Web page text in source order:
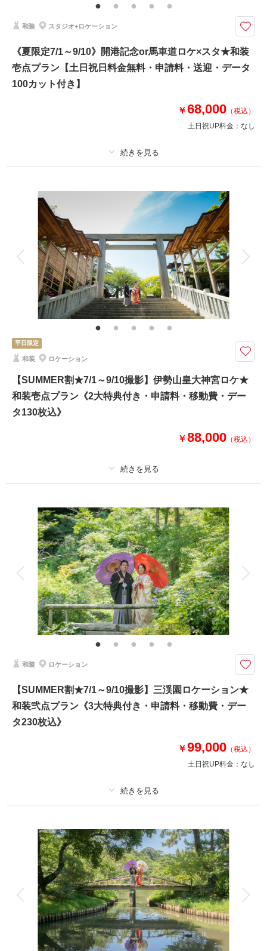
影小物・メイクスタッフ撮影同行・撮影日程変更無料
★特別オプション★+8,000円で新婦衣装1着追加＆スタジオ撮影30カット付
《3大特典》
☆ウェルカムボードA3 or六切写真2面1冊
☆全オプション20％OFF
・キャンペーン対象期間以外の変更は通常プランでのご案内となります
来店・オンライン を確認する
和装 スタジオ+ロケーション
《夏限定7/1～9/10》開港記念or馬車道ロケ×スタ★和装
壱点プラン【土日祝日料金無料・申請料・送迎・データ
100カット付き】
￥68,000 （税込）
土日祝UP料金： なし
撮影料 新婦衣装1着 新郎衣装1着
着付け ヘアメイク 小物一式
アルバム 台紙付写真
衣装追加 会食 挙式
家族と撮影 家族用衣装レンタル ペットと撮影
その他含むもの
衣装差額無し・肌着・草履・ 撮影申請料・ロケ先までの送迎・撮影小物・
メイクスタッフ撮影同行・撮影日程変更無料
★特別オプション★+8,000円で新婦衣装1着追加＆スタジオ撮影30カット付
き！
☆ウェルカムボードA3 or六切写真2面1冊
☆土日祝日撮影の方はUP料金が11,000円⇒0円）
☆全オプション20％OFF
・キャンペーン対象期間以外の変更は通常プランでのご案内となります
平日限定
和装 ロケーション
【SUMMER割★7/1～9/10撮影】伊勢山皇大神宮ロケ★
和装壱点プラン《2大特典付き・申請料・移動費・デー
タ130枚込》
￥88,000 （税込）
撮影料 新婦衣装1着 新郎衣装1着
着付け ヘアメイク 小物一式
アルバム データ 130 カット 台紙付写真
衣装追加 会食 挙式
家族と撮影 家族用衣装レンタル ペットと撮影
その他含むもの
衣装差額無し・肌着・草履・ 撮影申請料・ロケ先までの送迎・撮影小物・
メイクスタッフ撮影同行・撮影日程変更無料
《2大特典》①ウェルカムボードA3or六切り写真2面1冊 ②オプション2
関東のお伊勢さま「伊勢山皇大神宮」
●スタジオで床の間か、金屛風でお辞儀の写真撮影付きです
●白無垢・色打掛・黒引振袖の和装衣装100着以上よりお好きな衣装を1着お
選びください。衣装による追加料金はございません！
撮影日の空き
和装 ロケーション
【SUMMER割★7/1～9/10撮影】三渓園ロケーション★
和装弐点プラン《3大特典付き・申請料・移動費・デー
タ230枚込》
￥99,000 （税込）
土日祝UP料金： なし
撮影料 新婦衣装2着 新郎衣装1着
着付け ヘアメイク 小物一式
アルバム データ 230 カット 台紙付写真
衣装追加 会食 挙式
家族と撮影 家族用衣装レンタル ペットと撮影
その他含むもの
衣装差額無し・肌着・草履・ 撮影申請料・ロケ先までの送迎・撮影小物・